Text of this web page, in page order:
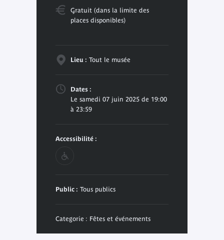
Gratuit (dans la limite des
places disponibles)
Lieu : Tout le musée
Dates :
Le samedi 07 juin 2025 de 19:00
à 23:59
Accessibilité :
Public : Tous publics
Categorie : Fêtes et événements